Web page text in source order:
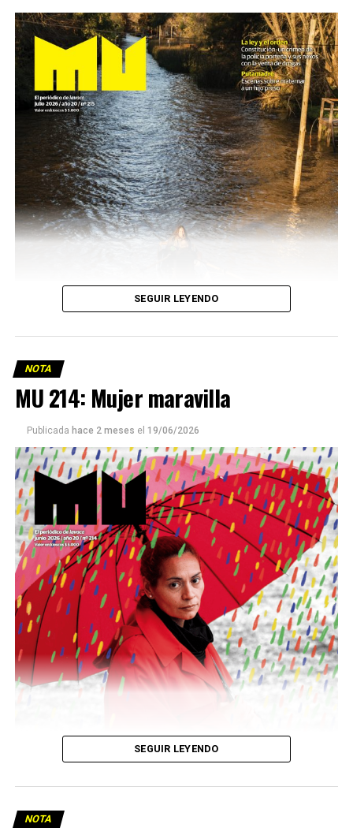
Este número 215 de MU ☝️viene con doble tapa, que
podría ser una frase:
Sin chamuyo, a remarla.
Descargar la Mu en PDF
SEGUIR LEYENDO
NOTA
MU 214: Mujer maravilla
Publicada hace 2 meses el 19/06/2026
SEGUIR LEYENDO
NOTA